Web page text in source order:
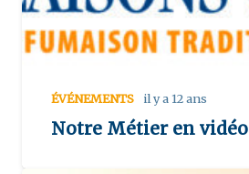
ÉVÉNEMENTS il y a 12 ans
Notre Métier en vidéo